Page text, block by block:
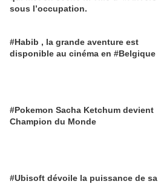
sous l’occupation.
#Habib , la grande aventure est
disponible au cinéma en #Belgique
#Pokemon Sacha Ketchum devient
Champion du Monde
#Ubisoft dévoile la puissance de sa